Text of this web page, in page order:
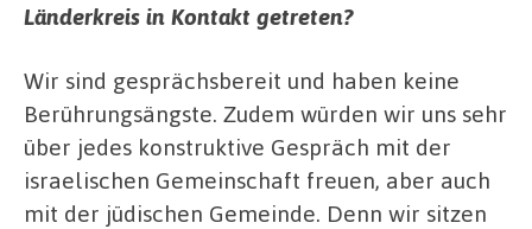
Länderkreis in Kontakt getreten?
Wir sind gesprächsbereit und haben keine
Berührungsängste. Zudem würden wir uns sehr
über jedes konstruktive Gespräch mit der
israelischen Gemeinschaft freuen, aber auch
mit der jüdischen Gemeinde. Denn wir sitzen